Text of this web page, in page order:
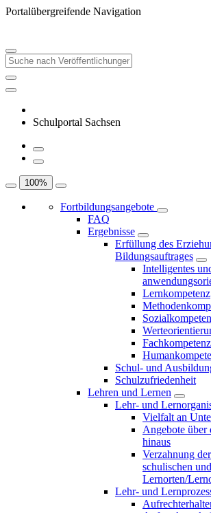
Portalübergreifende Navigation
Schulportal Sachsen
100%
Fortbildungsangebote
FAQ
Ergebnisse
Erfüllung des
Bildungsauftrages
Intelligentes
Lernkompetenz
Fachkompetenz
Schul- und
Schulzufriedenheit
Lehren und Lernen
Lehr- und
Vielfalt an
Angebote über
hinaus
Verzahnung
schulischen
Lernorten/
Lehr- und